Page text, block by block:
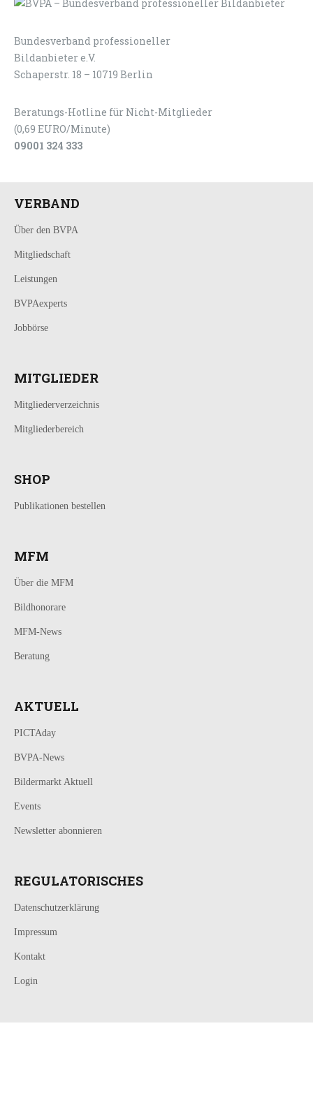
Bundesverband professioneller
Bildanbieter e.V.
Schaperstr. 18 – 10719 Berlin
Beratungs-Hotline für Nicht-Mitglieder
(0,69 EURO/Minute)
09001 324 333
VERBAND
Über den BVPA
Mitgliedschaft
Leistungen
BVPAexperts
Jobbörse
MITGLIEDER
Mitgliederverzeichnis
Mitgliederbereich
SHOP
Publikationen bestellen
MFM
Über die MFM
Bildhonorare
MFM-News
Beratung
AKTUELL
PICTAday
BVPA-News
Bildermarkt Aktuell
Events
Newsletter abonnieren
REGULATORISCHES
Datenschutzerklärung
Impressum
Kontakt
Login